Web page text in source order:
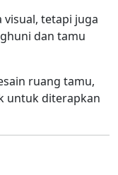
visual, tetapi juga
dan tamu
ruang tamu,
untuk diterapkan